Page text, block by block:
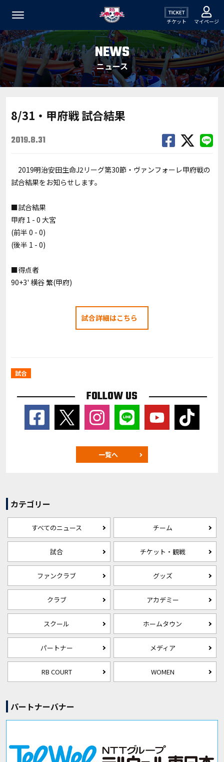
チケット マイページ
NEWS
ニュース
8/31・甲府戦 試合結果
2019.8.31
2019明治安田生命J2リーグ第30節・ヴァンフォーレ甲府戦の
試合結果をお知らせします。
■試合結果
甲府 1 - 0 大宮
(前半 0 - 0)
(後半 1 - 0)
■得点者
90+3' 横谷 繁(甲府)
試合詳細はこちら
試合
FOLLOW US
一覧へ
カテゴリー
すべてのニュース チーム
試合 チケット・観戦
ファンクラブ グッズ
クラブ アカデミー
スクール ホームタウン
パートナー メディア
RB COURT WOMEN
パートナーバナー